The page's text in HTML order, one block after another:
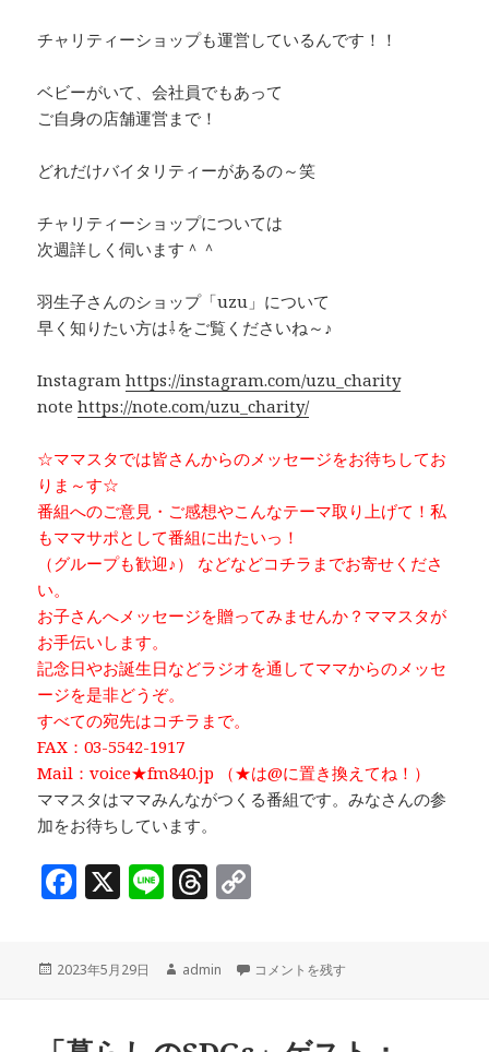
チャリティーショップも運営しているんです！！
ベビーがいて、会社員でもあって
ご自身の店舗運営まで！
どれだけバイタリティーがあるの～笑
チャリティーショップについては
次週詳しく伺います＾＾
羽生子さんのショップ「uzu」について
早く知りたい方は⇩をご覧くださいね～♪
Instagramhttps://instagram.com/uzu_charity
notehttps://note.com/uzu_charity/
☆ママスタでは皆さんからのメッセージをお待ちしてお
りま～す☆
番組へのご意見・ご感想やこんなテーマ取り上げて！私
もママサポとして番組に出たいっ！
（グループも歓迎♪） などなどコチラまでお寄せくださ
い。
お子さんへメッセージを贈ってみませんか？ママスタが
お手伝いします。
記念日やお誕生日などラジオを通してママからのメッセ
ージを是非どうぞ。
すべての宛先はコチラまで。
FAX：03-5542-1917
Mail：voice★fm840.jp （★は@に置き換えてね！）
ママスタはママみんながつくる番組です。みなさんの参
加をお待ちしています。
F
c
e
X Li
e
T
r
e y
投
2023年5月29日
作
admin ママミーティング ♪ 育メンパパのサ
コメントを残す